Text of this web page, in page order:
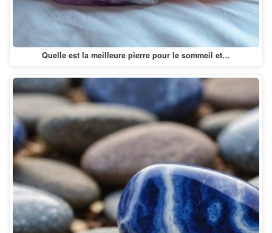
Quelle est la meilleure pierre pour le sommeil et…